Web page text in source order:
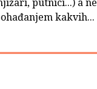
kakvih...